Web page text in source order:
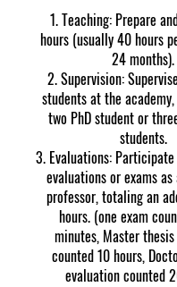
1. Teaching: Prepare
hours (usually 40 hours
24 months).
2. Supervision:
students at the
two PhD student or
students.
3. Evaluations:
evaluations or exams
professor, totaling an
hours. (one exam
minutes, Master
counted 10 hours,
evaluation counted